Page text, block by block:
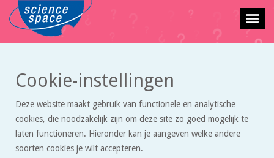
Vraagbaak
Cookie-instellingen
Deze website maakt gebruik van functionele en analytische
cookies, die noodzakelijk zijn om deze site zo goed mogelijk te
laten functioneren. Hieronder kan je aangeven welke andere
soorten cookies je wilt accepteren.